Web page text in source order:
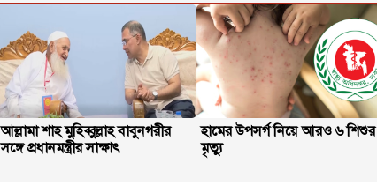
আল্লামা শাহ মুহিব্বুল্লাহ বাবুনগরীর
সঙ্গে প্রধানমন্ত্রীর সাক্ষাৎ
হামের উপসর্গ নিয়ে আরও ৬ শিশুর
মৃত্যু